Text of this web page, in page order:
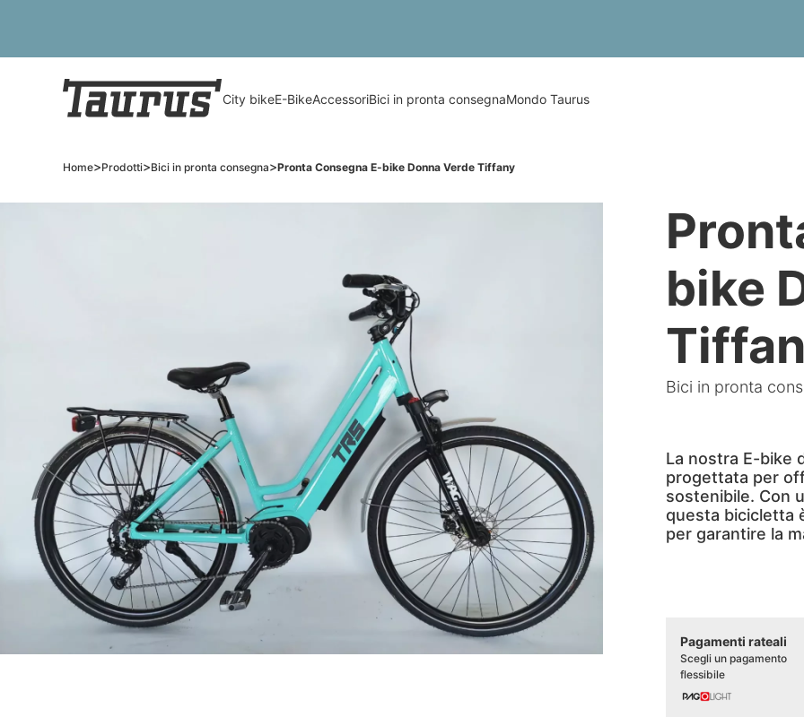
City bikeE-BikeAccessoriBici in pronta consegnaMondo Taurus
Home>Prodotti>Bici in pronta consegna>Pronta Consegna E-bike Donna Verde Tiffany
bike
Bici in pronta
La nostra E-bike
progettata per
sostenibile. Con
questa bicicletta
per garantire la
Pagamenti rateali
Scegli un pagamento
flessibile